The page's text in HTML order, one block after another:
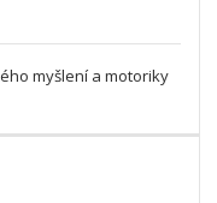
myšlení a motoriky